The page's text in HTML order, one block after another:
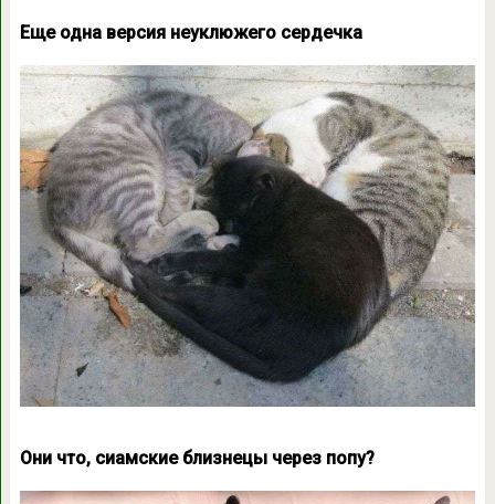
Еще одна версия неуклюжего сердечка
Они что, сиамские близнецы через попу?